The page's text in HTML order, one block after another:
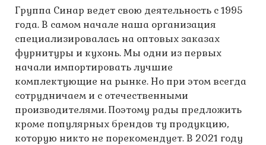
Группа Синар ведет свою деятельность с 1995
года. В самом начале наша организация
специализировалась на оптовых заказах
фурнитуры и кухонь. Мы одни из первых
начали импортировать лучшие
комплектующие на рынке. Но при этом всегда
сотрудничаем и с отечественными
производителями. Поэтому рады предложить
кроме популярных брендов ту продукцию,
которую никто не порекомендует. В 2021 году